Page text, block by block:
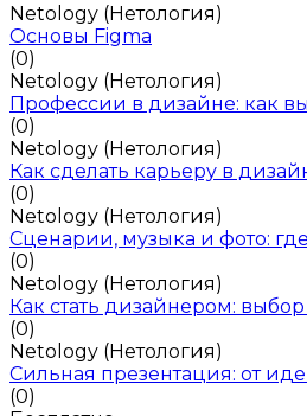
Netology (Нетология)
Основы Figma
(0)
Netology (Нетология)
Профессии в дизайне: как
(0)
Netology (Нетология)
Как сделать карьеру в
(0)
Netology (Нетология)
Сценарии, музыка и фото:
(0)
Netology (Нетология)
Как стать дизайнером:
(0)
Netology (Нетология)
Сильная презентация: от
(0)